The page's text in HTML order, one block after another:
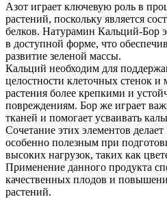
Азот играет ключевую роль в
растений, поскольку является
белков. Натурамин Кальций-Бор
в доступной форме, что
развитие зеленой массы.
Кальций необходим для
целостности клеточных стенок и
растения более крепкими и
повреждениям. Бор же играет
тканей и помогает усваивать
Сочетание этих элементов
особенно полезным при
высоких нагрузок, таких как
Применение данного продукта
качественных плодов и
растений.